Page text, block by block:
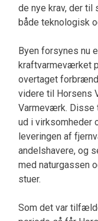
de nye krav, der
både teknologisk
Byen forsynes nu
kraftvarmeværket
overtaget
videre til Horsens
Varmeværk. Disse
ud i virksomheder
leveringen af
andelshavere, og
med naturgassen
stuer.
Som det var